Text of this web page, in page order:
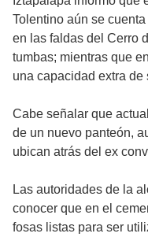
Tolentino aún se
en las faldas del Cerro
tumbas; mientras que
una capacidad extra de
Cabe señalar que
de un nuevo panteón,
ubican atrás del ex
Las autoridades de la
conocer que en el
fosas listas para ser